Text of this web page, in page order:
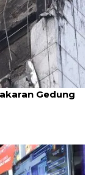
Gedung